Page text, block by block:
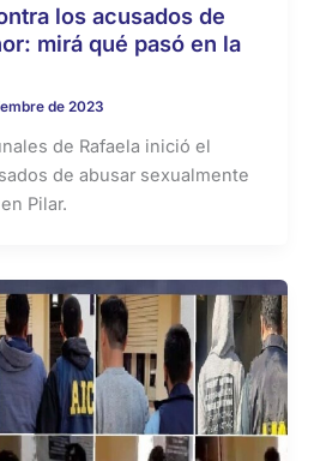
los acusados de
mirá qué pasó en la
de 2023
de Rafaela inició el
de abusar sexualmente
Pilar.